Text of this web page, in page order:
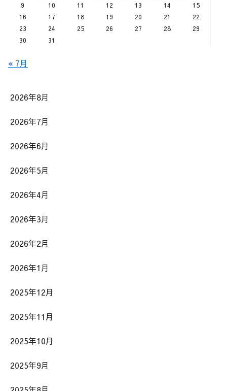
9
10 11 12 13 14
15
16
17 18 19 20 21
22
23
24 25 26 27 28
29
30
31
« 7月
2026年8月
2026年7月
2026年6月
2026年5月
2026年4月
2026年3月
2026年2月
2026年1月
2025年12月
2025年11月
2025年10月
2025年9月